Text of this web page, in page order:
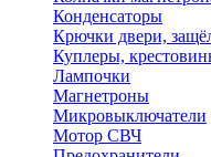
Конденсаторы
Крючки двери,
Куплеры,
Лампочки
Магнетроны
Микровыключатели
Мотор СВЧ